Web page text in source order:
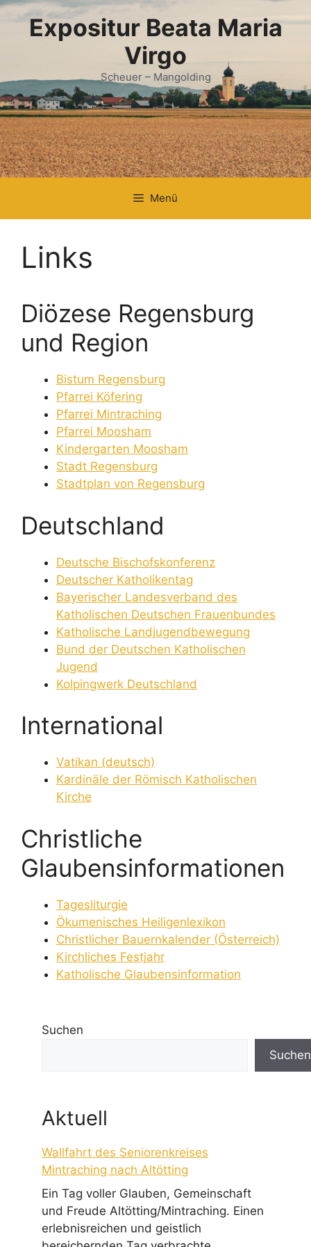
Zum
Inhalt Expositur Beata Maria
Virgo
Scheuer – Mangolding
Menü
Links
Diözese Regensburg
und Region
Bistum Regensburg
Pfarrei Köfering
Pfarrei Mintraching
Pfarrei Moosham
Kindergarten Moosham
Stadt Regensburg
Stadtplan von Regensburg
Deutschland
Deutsche Bischofskonferenz
Deutscher Katholikentag
Bayerischer Landesverband des
Katholischen Deutschen Frauenbundes
Katholische Landjugendbewegung
Bund der Deutschen Katholischen
Jugend
Kolpingwerk Deutschland
International
Vatikan (deutsch)
Kardinäle der Römisch Katholischen
Kirche
Christliche
Glaubensinformationen
Tagesliturgie
Ökumenisches Heiligenlexikon
Christlicher Bauernkalender (Österreich)
Kirchliches Festjahr
Katholische Glaubensinformation
Suchen
Suchen
Aktuell
Wallfahrt des Seniorenkreises
Mintraching nach Altötting
Ein Tag voller Glauben, Gemeinschaft
und Freude Altötting/Mintraching. Einen
erlebnisreichen und geistlich